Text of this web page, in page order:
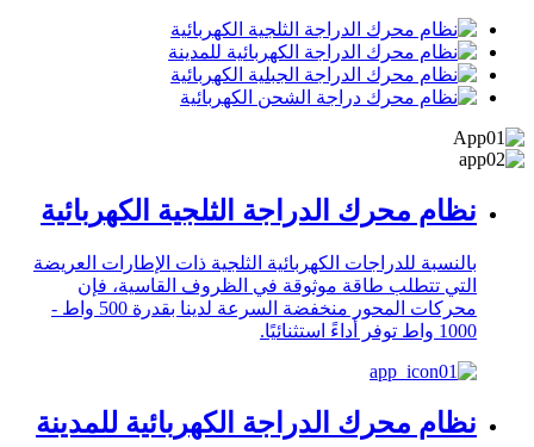
نظام محرك الدراجة الثلجية الكهربائية
بالنسبة للدراجات الكهربائية الثلجية ذات الإطارات العريضة
التي تتطلب طاقة موثوقة في الظروف القاسية، فإن
محركات المحور منخفضة السرعة لدينا بقدرة 500 واط -
1000 واط توفر أداءً استثنائيًا.
نظام محرك الدراجة الكهربائية للمدينة